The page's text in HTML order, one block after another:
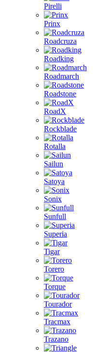
Pirelli
Prinx
Roadcruza
Roadking
Roadmarch
Roadstone
RoadX
Rockblade
Rotalla
Sailun
Satoya
Sonix
Sunfull
Superia
Tigar
Torero
Torque
Tourador
Tracmax
Trazano